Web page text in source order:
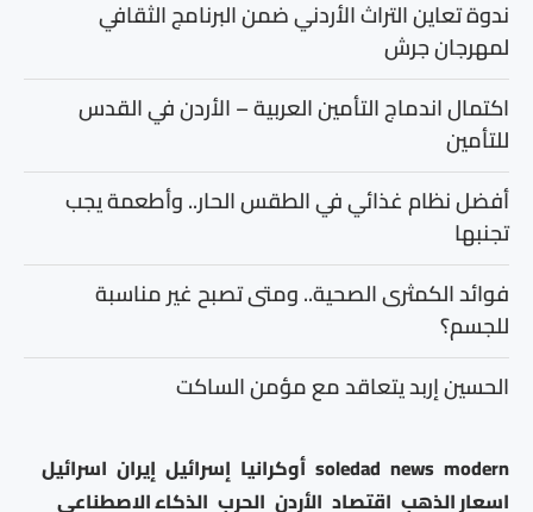
ندوة تعاين التراث الأردني ضمن البرنامج الثقافي
لمهرجان جرش
اكتمال اندماج التأمين العربية – الأردن في القدس
للتأمين
أفضل نظام غذائي في الطقس الحار.. وأطعمة يجب
تجنبها
فوائد الكمثرى الصحية.. ومتى تصبح غير مناسبة
للجسم؟
الحسين إربد يتعاقد مع مؤمن الساكت
modern
news
soledad أوكرانيا إسرائيل إيران اسرائيل
اسعار الذهب اقتصاد الأردن الحرب الذكاء الاصطناعي